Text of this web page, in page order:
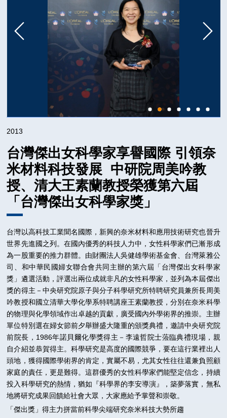
2022
2021
2020
2019
2018
2017
2016
2015
2012
2011
2010
2009
2013
台灣傑出女科學家享譽國際 引領奈
米材料科技發展 中研院周美吟教
授、清大王素蘭教授榮獲第六屆
「台灣傑出女科學家獎」
台灣以高科技工業聞名國際，新興的奈米材料和應用技術研究也晉升
世界先進國之列。在國內優秀的科技人力中，女性科學家們已漸形成
為一股重要的推力群體。由財團法人吳健雄學術基金會、台灣萊雅公
司、和中華民國婦女聯合會共同主辦的第六屆「台灣傑出女科學家
獎」遴選活動，評選出兩位成就非凡的女性科學家，並列為本屆傑出
獎的得主－中央研究院原子與分子科學研究所特聘研究員兼所長周美
吟教授和國立清華大學化學系特聘講座王素蘭教授，分別在奈米科學
的物理與化學領域作出卓越的貢獻，廣受國內外學術界的推崇。主辦
單位特別選在婦女節前夕舉辦盛大隆重的頒獎典禮，邀請中央研究院
前院長，1986年諾貝爾化學獎得主－李遠哲院士蒞臨典禮現場，親
自介紹並恭賀得主。科學研究是高度的國際競爭，要在這行業裡出人
頭地，獲得國際學術界的肯定，實屬不易，尤其女性往往還兼負照顧
家庭的責任，更是難得。這群優秀的女性科學家們能堅定信念，持續
投入科學研究的熱情，猶如『科學界的李安導演』，築夢落實，無私
地將研究成果回饋給社會大眾，大家應給予掌聲和崇敬。
「傑出獎」得主力拼當前科學尖端研究奈米科技大勢所趨